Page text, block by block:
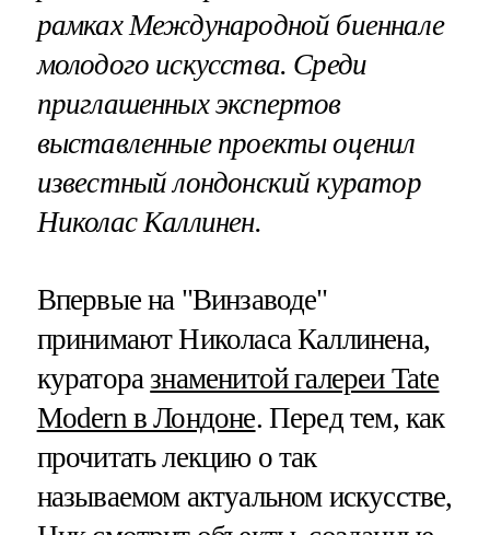
рамках Международной биеннале
молодого искусства. Среди
приглашенных экспертов
выставленные проекты оценил
известный лондонский куратор
Николас Каллинен.
Впервые на "Винзаводе"
принимают Николаса Каллинена,
кураторазнаменитой галереи Tate
Modern в Лондоне. Перед тем, как
прочитать лекцию о так
называемом актуальном искусстве,